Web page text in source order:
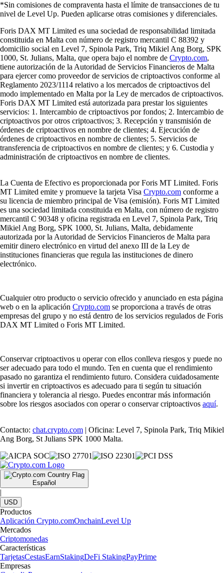
*Sin comisiones de compraventa hasta el límite de transacciones de tu
nivel de Level Up. Pueden aplicarse otras comisiones y diferenciales.
Foris DAX MT Limited es una sociedad de responsabilidad limitada
constituida en Malta con número de registro mercantil C 88392 y
domicilio social en Level 7, Spinola Park, Triq Mikiel Ang Borg, SPK
1000, St. Julians, Malta, que opera bajo el nombre de Crypto.com,
tiene autorización de la Autoridad de Servicios Financieros de Malta
para ejercer como proveedor de servicios de criptoactivos conforme al
Reglamento 2023/1114 relativo a los mercados de criptoactivos del
modo implementado en Malta por la Ley de mercados de criptoactivos.
Foris DAX MT Limited está autorizada para prestar los siguientes
servicios: 1. Intercambio de criptoactivos por fondos; 2. Intercambio de
criptoactivos por otros criptoactivos; 3. Recepción y transmisión de
órdenes de criptoactivos en nombre de clientes; 4. Ejecución de
órdenes de criptoactivos en nombre de clientes; 5. Servicios de
transferencia de criptoactivos en nombre de clientes; y 6. Custodia y
administración de criptoactivos en nombre de clientes.
La Cuenta de Efectivo es proporcionada por Foris MT Limited. Foris
MT Limited emite y promueve la tarjeta Visa Crypto.com conforme a
su licencia de miembro principal de Visa (emisión). Foris MT Limited
es una sociedad limitada constituida en Malta, con número de registro
mercantil C 90348 y oficina registrada en Level 7, Spinola Park, Triq
Mikiel Ang Borg, SPK 1000, St. Julians, Malta, debidamente
autorizada por la Autoridad de Servicios Financieros de Malta para
emitir dinero electrónico en virtud del anexo III de la Ley de
instituciones financieras que regula las instituciones de dinero
electrónico.
Cualquier otro producto o servicio ofrecido y anunciado en esta página
web o en la aplicación Crypto.com se proporciona a través de otras
empresas del grupo y no está dentro de los servicios regulados de Foris
DAX MT Limited o Foris MT Limited.
Conservar criptoactivos u operar con ellos conlleva riesgos y puede no
ser adecuado para todo el mundo. Ten en cuenta que el rendimiento
pasado no garantiza el rendimiento futuro. Considera cuidadosamente
si invertir en criptoactivos es adecuado para ti según tu situación
financiera y tolerancia al riesgo. Puedes encontrar más información
sobre los riesgos asociados con operar o conservar criptoactivos aquí.
Contacto: chat.crypto.com | Oficina: Level 7, Spinola Park, Triq Mikiel
Ang Borg, St Julians SPK 1000 Malta.
Español
|
USD
Productos
Aplicación Crypto.comOnchainLevel Up
Mercados
Criptomonedas
Características
TarjetasCestasEarnStakingDeFi StakingPayPrime
Empresas